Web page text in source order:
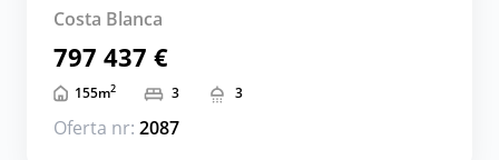
Costa Blanca
797 437 €
155m2 3 3
Oferta nr: 2087